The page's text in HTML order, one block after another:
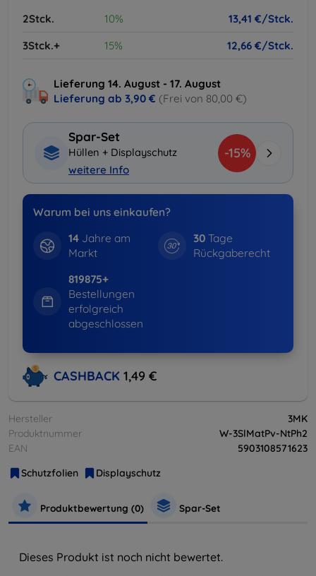
2Stck.
10%
13,41 €/Stck.
3Stck.+
15% 12,66 €/Stck.
Lieferung 14. August - 17. August
Lieferung ab 3,90 € (Frei von 80,00 €)
Spar-Set
Hüllen + Displayschutz
weitere Info
-15%
Warum bei uns einkaufen?
14Jahre am
Markt
30 Tage
Rückgaberecht
819875+
Bestellungen
erfolgreich
abgeschlossen
CASHBACK 1,49 €
Hersteller
3MK
Produktnummer
W-3SlMatPv-NtPh2
EAN
5903108571623
Schutzfolien
Displayschutz
Produktbewertung (0) Spar-Set
Dieses Produkt ist noch nicht bewertet.